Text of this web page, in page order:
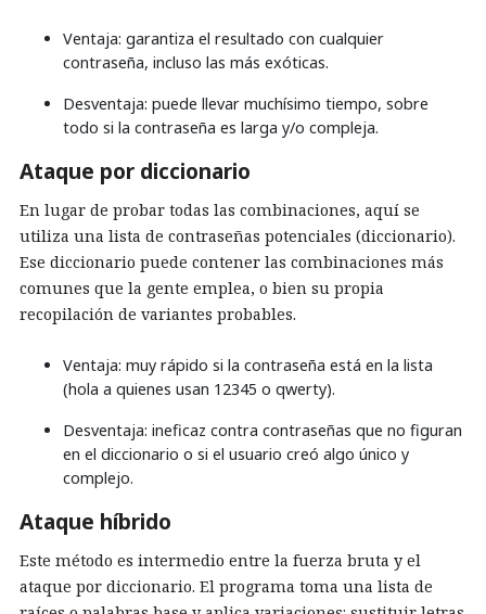
Ventaja: garantiza el resultado con cualquier
contraseña, incluso las más exóticas.
Desventaja: puede llevar muchísimo tiempo, sobre
todo si la contraseña es larga y/o compleja.
Ataque por diccionario
En lugar de probar todas las combinaciones, aquí se
utiliza una lista de contraseñas potenciales (diccionario).
Ese diccionario puede contener las combinaciones más
comunes que la gente emplea, o bien su propia
recopilación de variantes probables.
Ventaja: muy rápido si la contraseña está en la lista
(hola a quienes usan 12345 o qwerty).
Desventaja: ineficaz contra contraseñas que no figuran
en el diccionario o si el usuario creó algo único y
complejo.
Ataque híbrido
Este método es intermedio entre la fuerza bruta y el
ataque por diccionario. El programa toma una lista de